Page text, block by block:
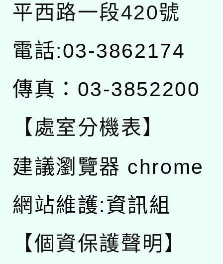
平西路一段420號
電話:03-3862174
傳真：03-3852200
【處室分機表】
建議瀏覽器 chrome
網站維護:資訊組
【個資保護聲明】